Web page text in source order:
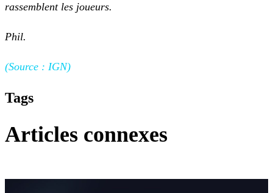
rassemblent les joueurs.
Phil.
(Source : IGN)
Tags
Articles connexes